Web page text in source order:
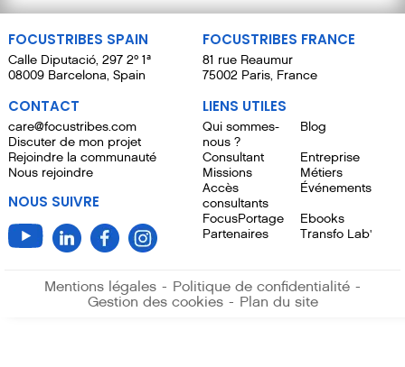
FOCUSTRIBES SPAIN
Calle Diputació, 297 2º 1ª
08009 Barcelona, Spain
FOCUSTRIBES FRANCE
81 rue Reaumur
75002 Paris, France
CONTACT
care@focustribes.com
Discuter de mon projet
Rejoindre la communauté
Nous rejoindre
LIENS UTILES
Qui sommes-
nous ?
Blog
Consultant
Entreprise
Missions
Métiers
Accès
consultants
Événements
FocusPortage
Ebooks
Partenaires
Transfo Lab'
NOUS SUIVRE
Mentions légales - Politique de confidentialité -
Gestion des cookies - Plan du site